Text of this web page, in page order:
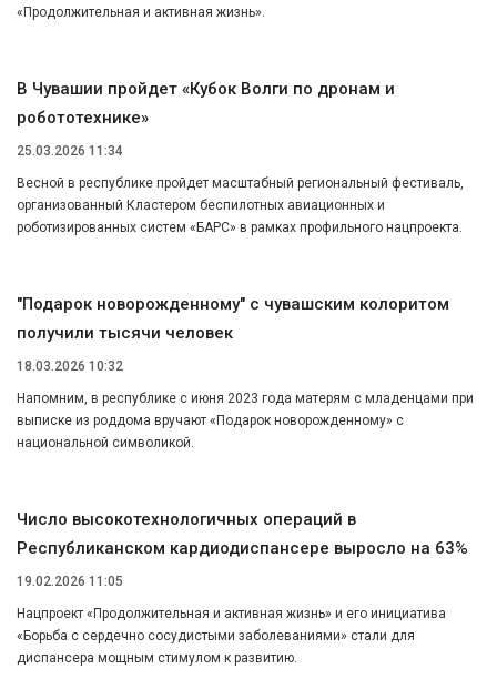
«Продолжительная и активная жизнь».
В Чувашии пройдет «Кубок Волги по дронам и
робототехнике»
25.03.2026 11:34
Весной в республике пройдет масштабный региональный фестиваль,
организованный Кластером беспилотных авиационных и
роботизированных систем «БАРС» в рамках профильного нацпроекта.
"Подарок новорожденному" с чувашским колоритом
получили тысячи человек
18.03.2026 10:32
Напомним, в республике с июня 2023 года матерям с младенцами при
выписке из роддома вручают «Подарок новорожденному» с
национальной символикой.
Число высокотехнологичных операций в
Республиканском кардиодиспансере выросло на 63%
19.02.2026 11:05
Нацпроект «Продолжительная и активная жизнь» и его инициатива
«Борьба с сердечно сосудистыми заболеваниями» стали для
диспансера мощным стимулом к развитию.